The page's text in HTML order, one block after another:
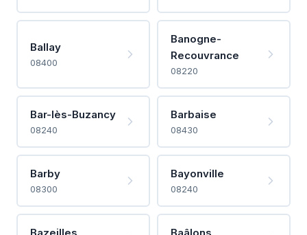
Ballay
08400
Banogne-
Recouvrance
08220
Bar-lès-Buzancy
08240
Barbaise
08430
Barby
08300
Bayonville
08240
Bazeilles Baâlons